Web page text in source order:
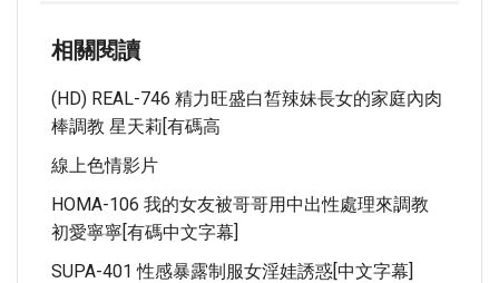
相關閱讀
(HD) REAL-746 精力旺盛白皙辣妹長女的家庭內肉
棒調教 星天莉[有碼高
線上色情影片
HOMA-106 我的女友被哥哥用中出性處理來調教
初愛寧寧[有碼中文字幕]
SUPA-401 性感暴露制服女淫娃誘惑[中文字幕]